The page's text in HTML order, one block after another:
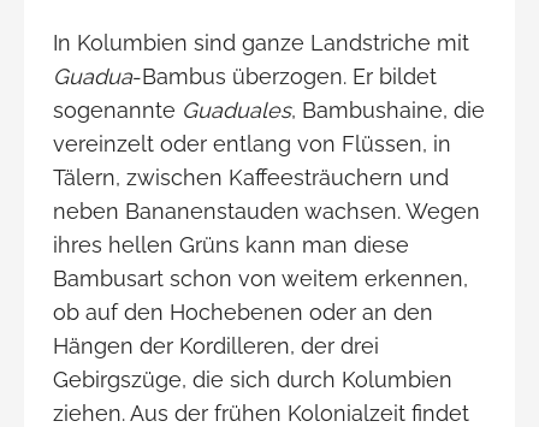
In Kolumbien sind ganze Landstriche mit
Guadua-Bambus überzogen. Er bildet
sogenannte Guaduales, Bambushaine, die
vereinzelt oder entlang von Flüssen, in
Tälern, zwischen Kaffeesträuchern und
neben Bananenstauden wachsen. Wegen
ihres hellen Grüns kann man diese
Bambusart schon von weitem erkennen,
ob auf den Hochebenen oder an den
Hängen der Kordilleren, der drei
Gebirgszüge, die sich durch Kolumbien
ziehen. Aus der frühen Kolonialzeit findet